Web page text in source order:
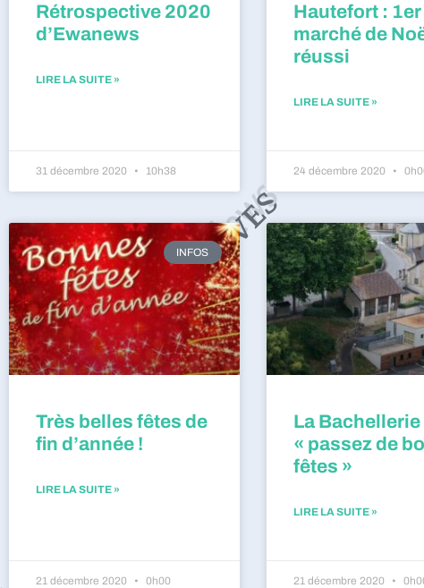
Rétrospective 2020
d’Ewanews
LIRE LA SUITE »
31 décembre 2020 10h38
Hautefort : 1er
marché de
réussi
LIRE LA SUITE »
24 décembre 2020
INFOS
Très belles fêtes de
fin d’année !
LIRE LA SUITE »
21 décembre 2020 0h00
La Bachellerie
« passez de
fêtes »
LIRE LA SUITE »
21 décembre 2020